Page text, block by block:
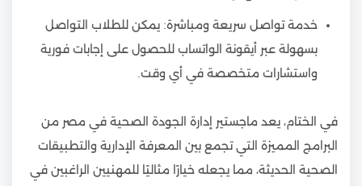
خدمة تواصل سريعة ومباشرة: يمكن للطلاب التواصل
بسهولة عبر أيقونة الواتساب للحصول على إجابات فورية
واستشارات متخصصة في أي وقت.
في الختام، يعد ماجستير إدارة الجودة الصحية في مصر من
البرامج المميزة التي تجمع بين المعرفة الإدارية والتطبيقات
الصحية الحديثة، مما يجعله خيارًا مثاليًا للمهنيين الراغبين في